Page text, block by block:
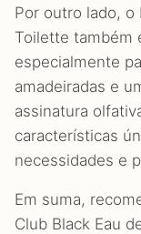
Por outro lado, o
Toilette também
especialmente
amadeiradas e
assinatura
características
necessidades e
Em suma,
Club Black Eau